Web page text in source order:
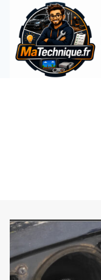
contenu